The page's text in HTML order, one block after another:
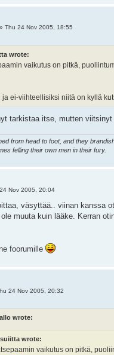
Thu 24 Nov 2005, 18:55
wrote:
vaikutus on pitkä,
ja ei-viihteellisiksi niitä on kyllä
tarkistaa itse, mutten
from head to foot, and they
felling their own men in their fury.
Nov 2005, 20:04
väsyttää.. viinan kanssa
muuta kuin lääke. Kerran
foorumille
24 Nov 2005, 20:32
wrote:
wrote:
vaikutus on pitkä,